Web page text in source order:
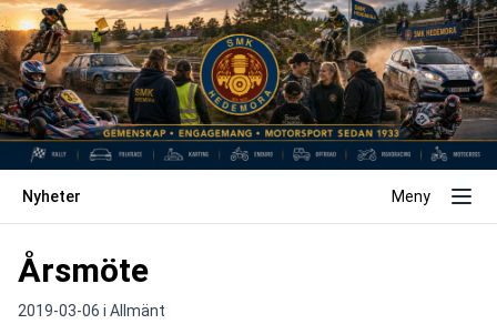
Nyheter Meny
Årsmöte
2019-03-06 i Allmänt